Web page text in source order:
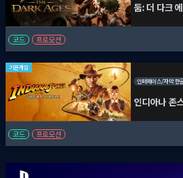
둠: 더 다크
코드 프로모션
기본게임
인터페이스/자막 한
인디아나 존
코드 프로모션